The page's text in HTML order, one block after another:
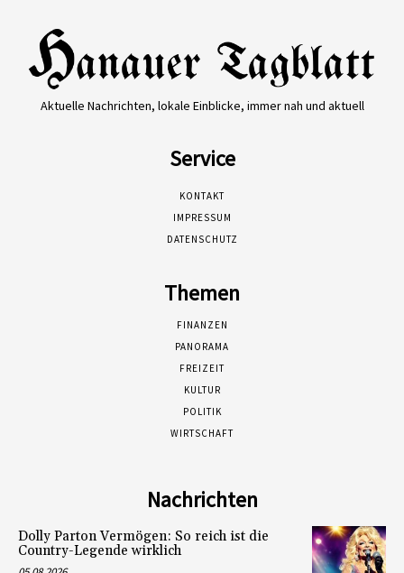
Aktuelle Nachrichten, lokale Einblicke, immer nah und aktuell
Service
KONTAKT
IMPRESSUM
DATENSCHUTZ
Themen
FINANZEN
PANORAMA
FREIZEIT
KULTUR
POLITIK
WIRTSCHAFT
Nachrichten
Dolly Parton Vermögen: So reich ist die
Country-Legende wirklich